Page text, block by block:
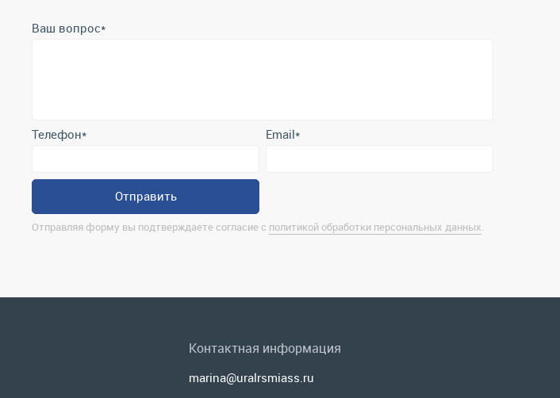
Ваш вопрос*
Контактная информация
г. Миасс, ул. Хлебозаводская, д. 1/5, оф. 3
Полная контактная информация